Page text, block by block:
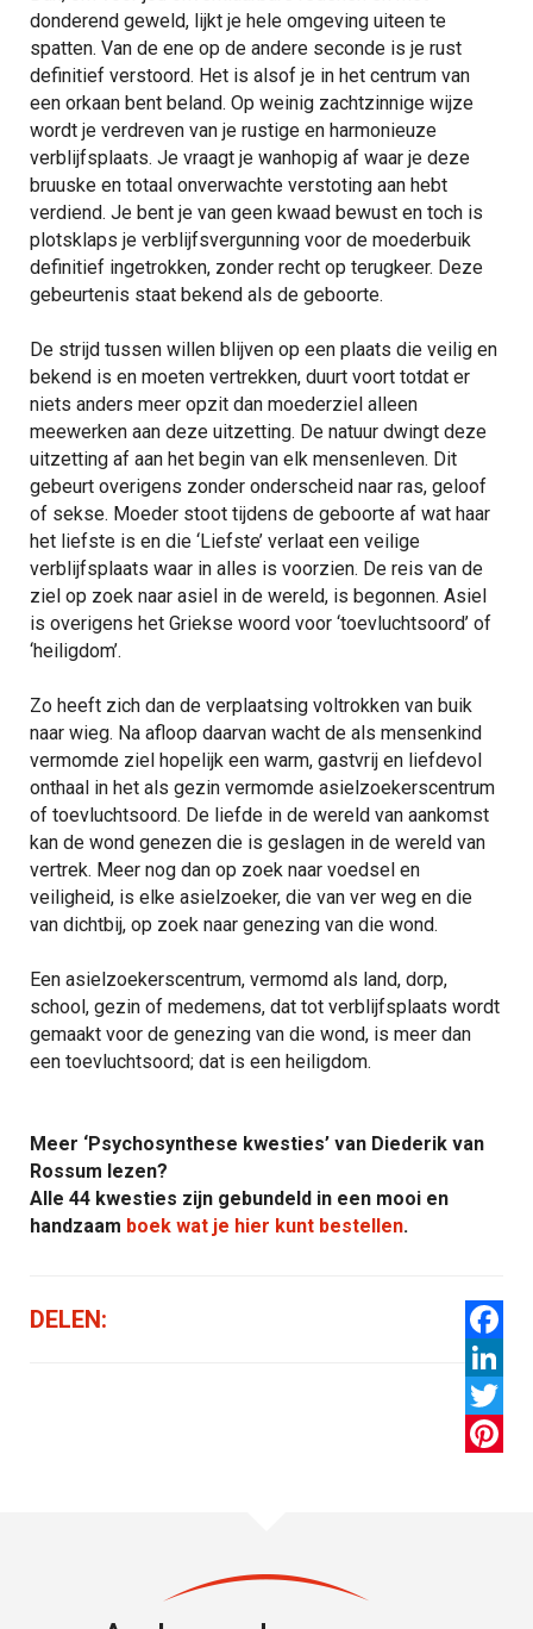
donderend geweld, lijkt je hele omgeving uiteen te
spatten. Van de ene op de andere seconde is je rust
definitief verstoord. Het is alsof je in het centrum van
een orkaan bent beland. Op weinig zachtzinnige wijze
wordt je verdreven van je rustige en harmonieuze
verblijfsplaats. Je vraagt je wanhopig af waar je deze
bruuske en totaal onverwachte verstoting aan hebt
verdiend. Je bent je van geen kwaad bewust en toch is
plotsklaps je verblijfsvergunning voor de moederbuik
definitief ingetrokken, zonder recht op terugkeer. Deze
gebeurtenis staat bekend als de geboorte.
De strijd tussen willen blijven op een plaats die veilig en
bekend is en moeten vertrekken, duurt voort totdat er
niets anders meer opzit dan moederziel alleen
meewerken aan deze uitzetting. De natuur dwingt deze
uitzetting af aan het begin van elk mensenleven. Dit
gebeurt overigens zonder onderscheid naar ras, geloof
of sekse. Moeder stoot tijdens de geboorte af wat haar
het liefste is en die ‘Liefste’ verlaat een veilige
verblijfsplaats waar in alles is voorzien. De reis van de
ziel op zoek naar asiel in de wereld, is begonnen. Asiel
is overigens het Griekse woord voor ‘toevluchtsoord’ of
‘heiligdom’.
Zo heeft zich dan de verplaatsing voltrokken van buik
naar wieg. Na afloop daarvan wacht de als mensenkind
vermomde ziel hopelijk een warm, gastvrij en liefdevol
onthaal in het als gezin vermomde asielzoekerscentrum
of toevluchtsoord. De liefde in de wereld van aankomst
kan de wond genezen die is geslagen in de wereld van
vertrek. Meer nog dan op zoek naar voedsel en
veiligheid, is elke asielzoeker, die van ver weg en die
van dichtbij, op zoek naar genezing van die wond.
Een asielzoekerscentrum, vermomd als land, dorp,
school, gezin of medemens, dat tot verblijfsplaats wordt
gemaakt voor de genezing van die wond, is meer dan
een toevluchtsoord; dat is een heiligdom.
Meer ‘Psychosynthese kwesties’ van Diederik van
Rossum lezen?
Alle 44 kwesties zijn gebundeld in een mooi en
handzaam boek wat je hier kunt bestellen.
DELEN:
Twitter